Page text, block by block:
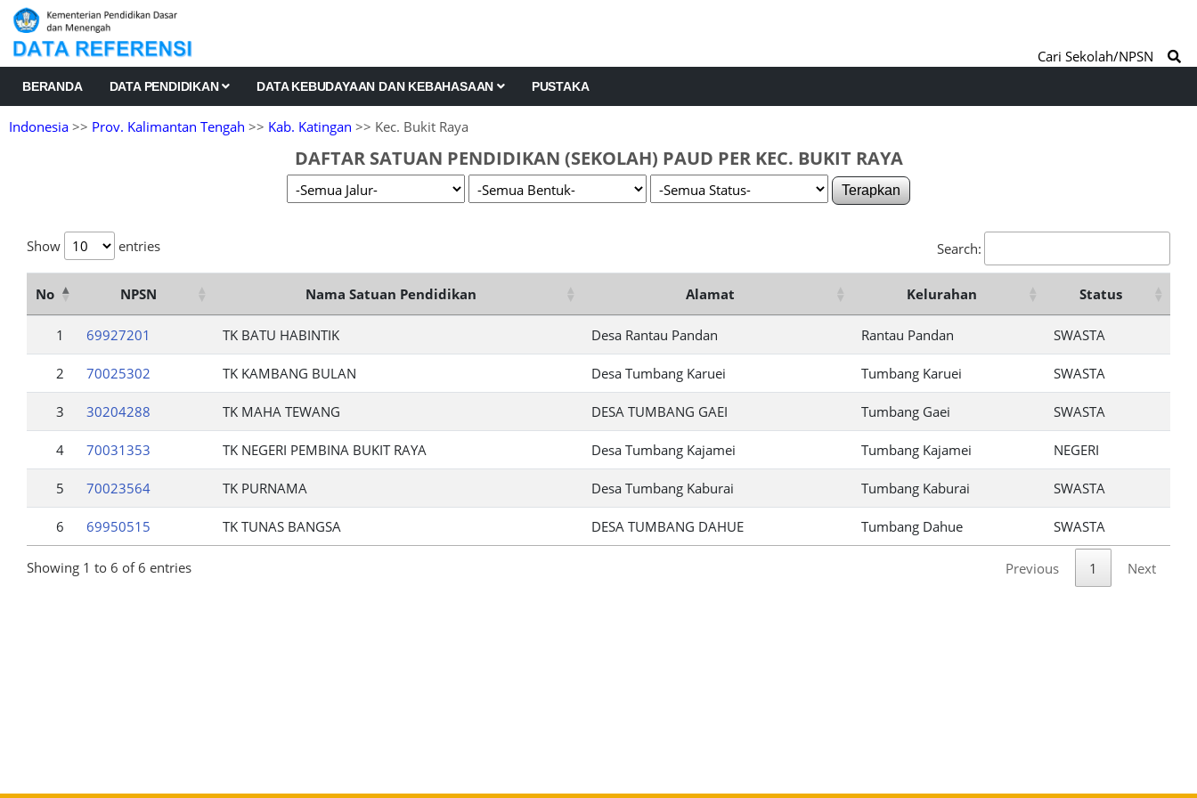
BERANDA DATA PENDIDIKAN DATA KEBUDAYAAN DAN KEBAHASAAN PUSTAKA
Cari Sekolah/NPSN
Indonesia >> Prov. Kalimantan Tengah >> Kab. Katingan >> Kec. Bukit Raya
DAFTAR SATUAN PENDIDIKAN (SEKOLAH) PAUD PER KEC. BUKIT RAYA
Terapkan
Show entries Search:
No NPSN Nama Satuan Pendidikan Alamat Kelurahan Status
1 69927201 TK BATU HABINTIK Desa Rantau Pandan Rantau Pandan SWASTA
2 70025302 TK KAMBANG BULAN Desa Tumbang Karuei Tumbang Karuei SWASTA
3 30204288 TK MAHA TEWANG DESA TUMBANG GAEI Tumbang Gaei SWASTA
4 70031353 TK NEGERI PEMBINA BUKIT RAYA Desa Tumbang Kajamei Tumbang Kajamei NEGERI
5 70023564 TK PURNAMA Desa Tumbang Kaburai Tumbang Kaburai SWASTA
6 69950515 TK TUNAS BANGSA DESA TUMBANG DAHUE Tumbang Dahue SWASTA
Showing 1 to 6 of 6 entries Previous 1 Next